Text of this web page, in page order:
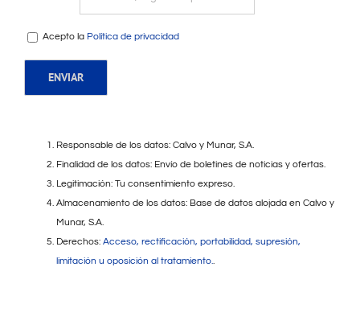
Acepto la Política de privacidad
Responsable de los datos: Calvo y Munar, S.A.
Finalidad de los datos: Envío de boletines de noticias y ofertas.
Legitimación: Tu consentimiento expreso.
Almacenamiento de los datos: Base de datos alojada en Calvo y
Munar, S.A.
Derechos: Acceso, rectificación, portabilidad, supresión,
limitación u oposición al tratamiento..